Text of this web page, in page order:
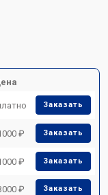
Заказать
₽ Заказать
₽ Заказать
₽ Заказать